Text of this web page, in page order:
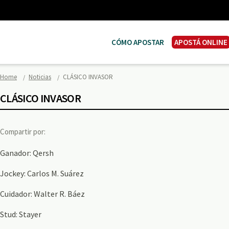
CÓMO APOSTAR APOSTÁ ONLINE
Home Noticias CLÁSICO INVASOR
CLÁSICO INVASOR
Compartir por:
Ganador: Qersh
Jockey: Carlos M. Suárez
Cuidador: Walter R. Báez
Stud: Stayer